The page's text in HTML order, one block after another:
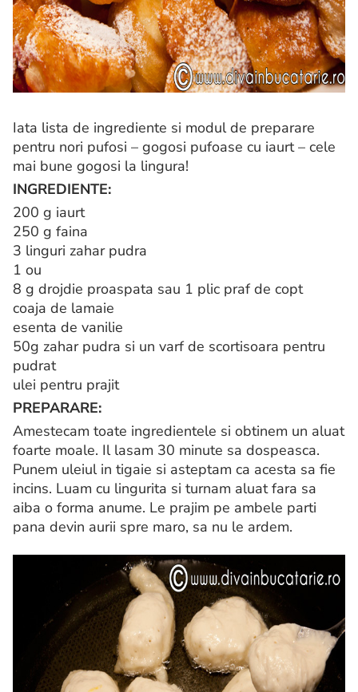
Iata lista de ingrediente si modul de preparare
pentru nori pufosi – gogosi pufoase cu iaurt – cele
mai bune gogosi la lingura!
INGREDIENTE:
200 g iaurt
250 g faina
3 linguri zahar pudra
1 ou
8 g drojdie proaspata sau 1 plic praf de copt
coaja de lamaie
esenta de vanilie
50g zahar pudra si un varf de scortisoara pentru
pudrat
ulei pentru prajit
PREPARARE:
Amestecam toate ingredientele si obtinem un aluat
foarte moale. Il lasam 30 minute sa dospeasca.
Punem uleiul in tigaie si asteptam ca acesta sa fie
incins. Luam cu lingurita si turnam aluat fara sa
aiba o forma anume. Le prajim pe ambele parti
pana devin aurii spre maro, sa nu le ardem.